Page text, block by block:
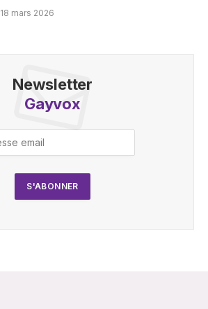
18 mars 2026
Newsletter
Gayvox